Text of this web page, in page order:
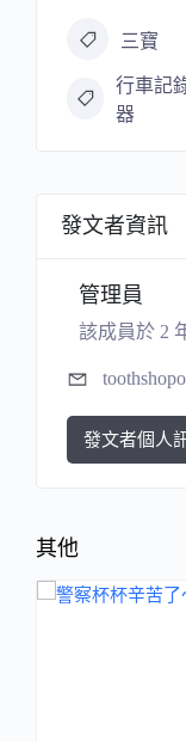
三寶
行車記
器
發文者資訊
管理員
該成員於 2
發文者個人
其他